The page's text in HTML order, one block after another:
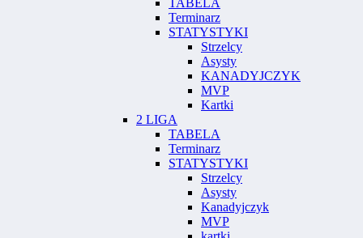
Terminarz
STATYSTYKI
Strzelcy
Asysty
KANADYJCZYK
MVP
Kartki
2 LIGA
TABELA
Terminarz
STATYSTYKI
Strzelcy
Asysty
Kanadyjczyk
MVP